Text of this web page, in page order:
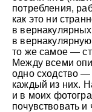
потребления,
как это ни
в
в
то же самое —
Между всеми
одно сходство
каждый из них.
и в моих
почувствовать и